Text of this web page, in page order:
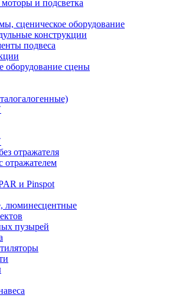
и подсветка
сценическое оборудование
конструкции
подвеса
оборудование сцены
отражателя
отражателем
и Pinspot
люминесцентные
пузырей